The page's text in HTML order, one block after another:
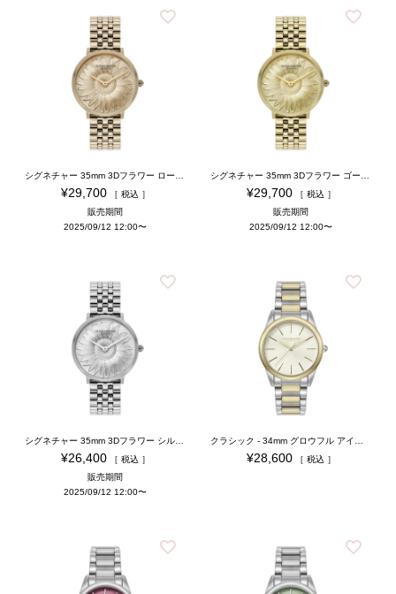
シグネチャー 35mm 3Dフラワー ローズゴールド ブレスレット
¥29,700
税込
販売期間
2025/09/12 12:00〜
シグネチャー 35mm 3Dフラワー ゴールド ブレスレット
¥29,700
税込
販売期間
2025/09/12 12:00〜
シグネチャー 35mm 3Dフラワー シルバー ブレスレット
¥26,400
税込
販売期間
2025/09/12 12:00〜
クラシック - 34mm グロウフル アイボリー＆シルバー ゴールド ブレスレット
¥28,600 税込